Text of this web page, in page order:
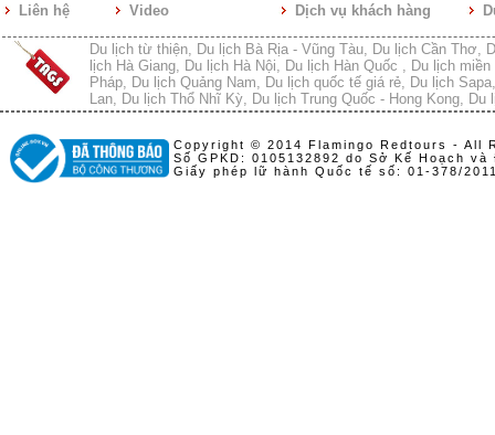
Liên hệ
Video
Dịch vụ khách hàng
Du lịch từ thiện, Du lịch Bà Rịa - Vũng Tàu, Du lịch Cần Thơ,
lịch Hà Giang, Du lịch Hà Nội, Du lịch Hàn Quốc , Du lịch miền
Pháp, Du lịch Quảng Nam, Du lịch quốc tế giá rẻ, Du lịch Sapa
Lan, Du lịch Thổ Nhĩ Kỳ, Du lịch Trung Quốc - Hong Kong, Du
Copyright © 2014 Flamingo Redtours - All
Số GPKD: 0105132892 do Sở Kế Hoạch
Giấy phép lữ hành Quốc tế số: 01-378/